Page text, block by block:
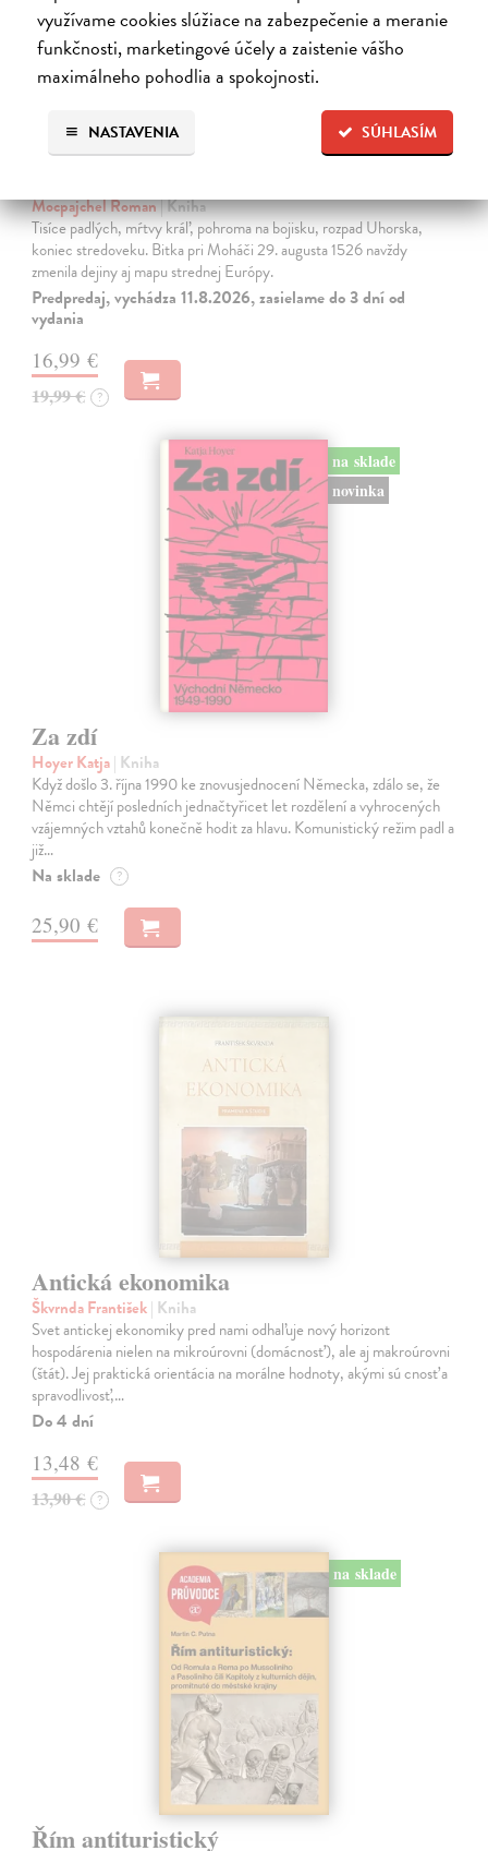
využívame cookies slúžiace na zabezpečenie a meranie
funkčnosti, marketingové účely a zaistenie vášho
maximálneho pohodlia a spokojnosti.
SÚHLASÍM
NASTAVENIA
Moháč 1526. Bitka, ktorá zmenila
Mocpajchel Roman| Kniha
Tisíce padlých, mŕtvy kráľ, pohroma na bojisku, rozpad Uhorska,
koniec stredoveku. Bitka pri Moháči 29. augusta 1526 navždy
zmenila dejiny aj mapu strednej Európy.
Predpredaj, vychádza 11.8.2026, zasielame do 3 dní od
vydania
16,99 €
19,99 € ?
na sklade
novinka
Za zdí
Hoyer Katja| Kniha
Když došlo 3. října 1990 ke znovusjednocení Německa, zdálo se, že
Němci chtějí posledních jednačtyřicet let rozdělení a vyhrocených
vzájemných vztahů konečně hodit za hlavu. Komunistický režim padl a
již…
Na sklade ?
25,90 €
Antická ekonomika
Škvrnda František| Kniha
Svet antickej ekonomiky pred nami odhaľuje nový horizont
hospodárenia nielen na mikroúrovni (domácnosť), ale aj makroúrovni
(štát). Jej praktická orientácia na morálne hodnoty, akými sú cnosť a
spravodlivosť,…
Do 4 dní
13,48 €
13,90 € ?
na sklade
Řím antituristický